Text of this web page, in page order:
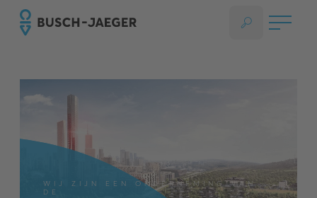
WIJ ZIJN EEN ONDERNEMING VAN
DE